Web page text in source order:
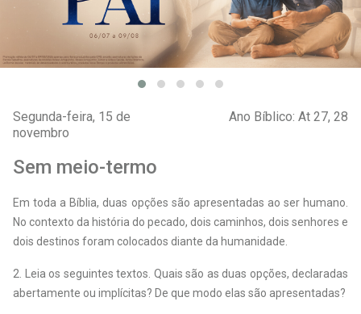
Segunda-feira, 15 de
novembro
Ano Bíblico: At 27, 28
Sem meio-termo
Em toda a Bíblia, duas opções são apresentadas ao ser humano.
No contexto da história do pecado, dois caminhos, dois senhores e
dois destinos foram colocados diante da humanidade.
2. Leia os seguintes textos. Quais são as duas opções, declaradas
abertamente ou implícitas? De que modo elas são apresentadas?